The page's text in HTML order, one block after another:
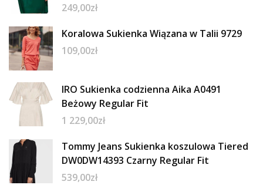
249,00zł
Koralowa Sukienka Wiązana w Talii 9729
109,00zł
IRO Sukienka codzienna Aika A0491
Beżowy Regular Fit
1 229,00zł
Tommy Jeans Sukienka koszulowa Tiered
DW0DW14393 Czarny Regular Fit
539,00zł